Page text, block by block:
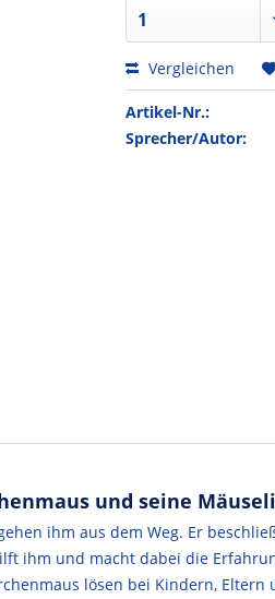
Vergleichen
Artikel-Nr.:
Sprecher/Autor:
und seine
ihm aus dem Weg. Er
ihm und macht dabei die
lösen bei Kindern, Eltern